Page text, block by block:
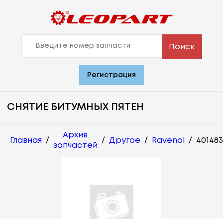
Поиск
Регистрация
СНЯТИЕ БИТУМНЫХ ПЯТЕН
Главная /
Архив
запчастей
/ Другое / Ravenol /